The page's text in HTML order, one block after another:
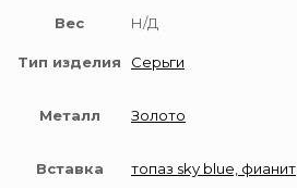
Вес Н/Д
Тип изделия Серьги
Металл Золото
Вставка топаз sky blue, фианит